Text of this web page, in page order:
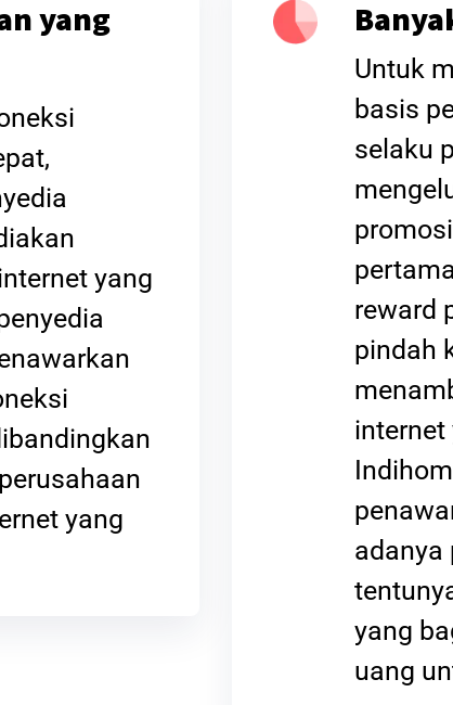
yang
yang
yang
Untuk
basis
selaku
reward
pindah
internet
adanya
yang
uang